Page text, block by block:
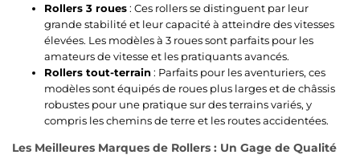
Rollers 3 roues: Ces rollers se distinguent par leur
grande stabilité et leur capacité à atteindre des vitesses
élevées. Les modèles à 3 roues sont parfaits pour les
amateurs de vitesse et les pratiquants avancés.
Rollers tout-terrain: Parfaits pour les aventuriers, ces
modèles sont équipés de roues plus larges et de châssis
robustes pour une pratique sur des terrains variés, y
compris les chemins de terre et les routes accidentées.
Les Meilleures Marques de Rollers : Un Gage de Qualité